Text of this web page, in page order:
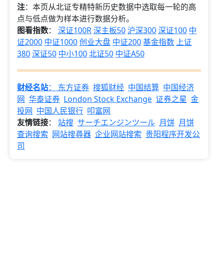
注：本页从北证专精特新历史数据中选取每一轮的高
点与低点做为样本进行数据分析。
图看指数： 深证100R深主板50沪深300深证100 中
证2000 中证1000创业大盘 中证200基金指数 上证
380深证50 中小100北证50 中证A50
财经名站： 东方证券 搜狐财经 中国结算 中国经济
网 华泰证券 London Stock Exchange 证券之星 金
投网 中国人民银行 叩富网
友情链接： 站搜 サーチエンジンツール 月饼 月饼
查询搜索 网站搜尋器 企业网站搜索 贵阳程序开发公
司